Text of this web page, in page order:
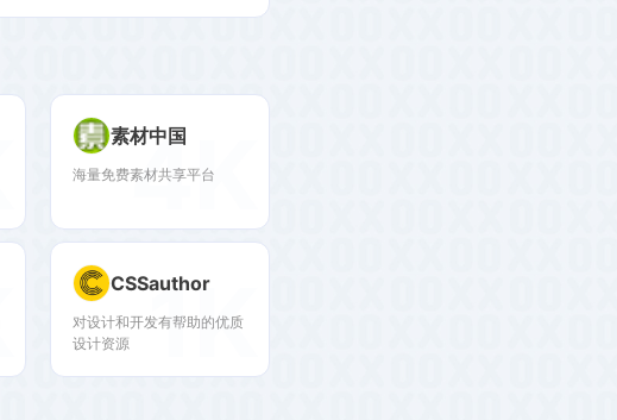
素材中国
海量免费素材共享平台
4K
CSSauthor
对设计和开发有帮助的优质
设计资源
1K